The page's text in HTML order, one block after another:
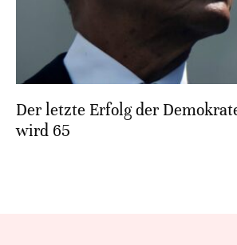
Der letzte Erfolg der
wird 65